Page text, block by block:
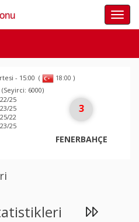
- 15:00 ( 18:00 )
(Seyirci: 6000)
22/25
23/25
25/22
23/25
3
FENERBAHÇE